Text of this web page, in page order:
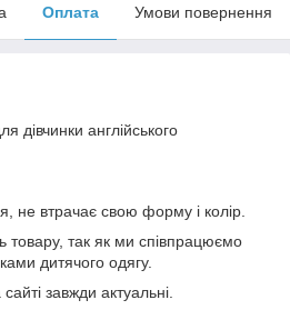
Оплата Умови повернення
дівчинки англійського
не втрачає свою форму і колір.
товару, так як ми співпрацюємо
дитячого одягу.
завжди актуальні.